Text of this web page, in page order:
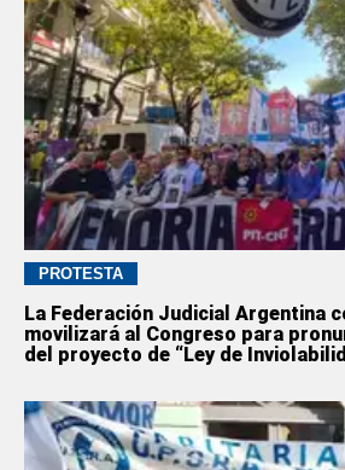
PROTESTA
La Federación Judicial Argentina
movilizará al Congreso para
del proyecto de “Ley de